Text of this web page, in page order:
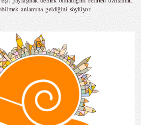
anlamına geldiğini söylüyor.